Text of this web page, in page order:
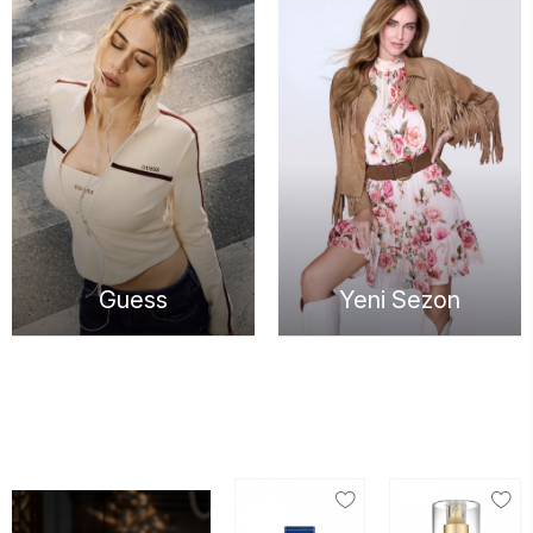
Guess Yeni Sezon